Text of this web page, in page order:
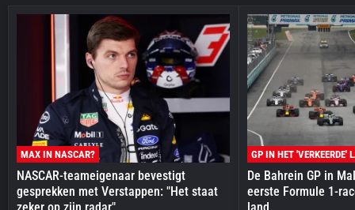
MAX IN NASCAR?
NASCAR-teameigenaar bevestigt
gesprekken met Verstappen: "Het staat
GP IN HET 'VERKEERDE'
De Bahrein GP in
eerste Formule 1-